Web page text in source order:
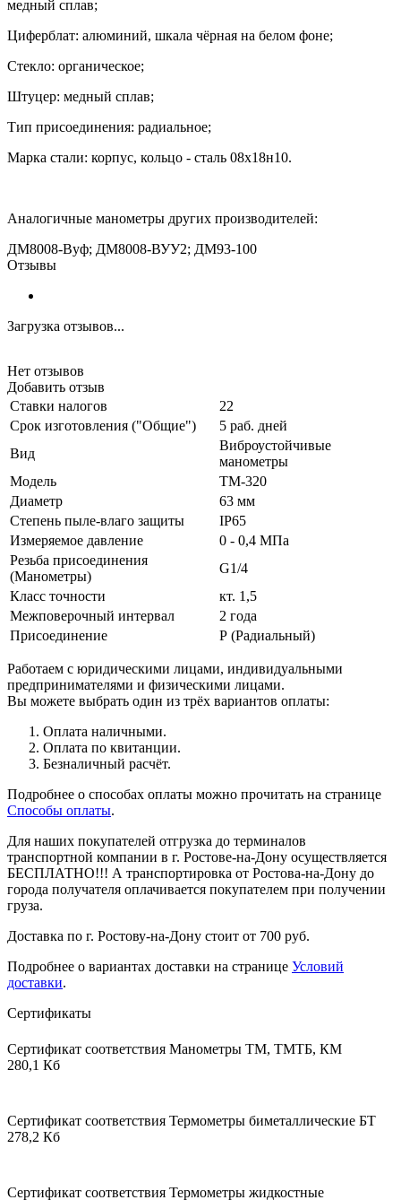
медный сплав;
Циферблат: алюминий, шкала чёрная на белом фоне;
Стекло: органическое;
Штуцер: медный сплав;
Тип присоединения: радиальное;
Марка стали: корпус, кольцо - сталь 08х18н10.
Аналогичные манометры других производителей:
ДМ8008-Вуф; ДМ8008-ВУУ2; ДМ93-100
Отзывы
Загрузка отзывов...
Нет отзывов
Добавить отзыв
Ставки налогов
22
Срок изготовления ("Общие")
5 раб. дней
Вид
Виброустойчивые
манометры
Модель
ТМ-320
Диаметр
63 мм
Степень пыле-влаго защиты
IP65
Измеряемое давление
0 - 0,4 МПа
Резьба присоединения
(Манометры)
G1/4
Класс точности
кт. 1,5
Межповерочный интервал
2 года
Присоединение
Р (Радиальный)
Работаем с юридическими лицами, индивидуальными
предпринимателями и физическими лицами.
Вы можете выбрать один из трёх вариантов оплаты:
Оплата наличными.
Оплата по квитанции.
Безналичный расчёт.
Подробнее о способах оплаты можно прочитать на странице
Способы оплаты.
Для наших покупателей отгрузка до терминалов
транспортной компании в г. Ростове-на-Дону осуществляется
БЕСПЛАТНО!!! А транспортировка от Ростова-на-Дону до
города получателя оплачивается покупателем при получении
груза.
Доставка по г. Ростову-на-Дону стоит от 700 руб.
Подробнее о вариантах доставки на странице Условий
доставки.
Сертификаты
Сертификат соответствия Манометры ТМ, ТМТБ, КМ
280,1 Кб
Сертификат соответствия Термометры биметаллические БТ
278,2 Кб
Сертификат соответствия Термометры жидкостные